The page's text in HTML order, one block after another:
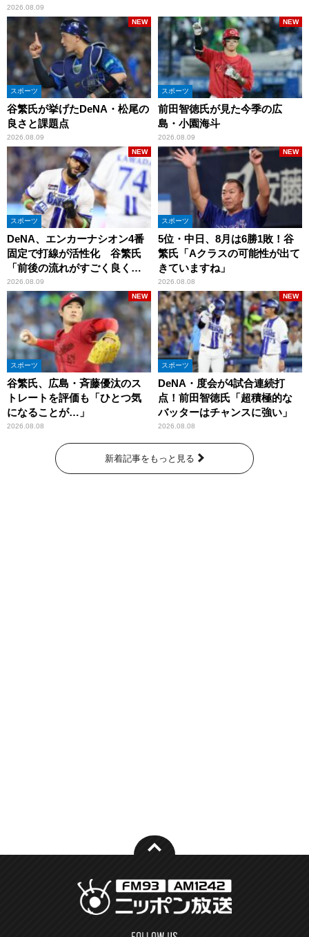
2026.08.09
スポーツ
谷繁氏が挙げたDeNA・松尾の
良さと課題点
2026.08.09
NEW
スポーツ
前田智徳氏が見た今季の広
島・小園海斗
2026.08.09
NEW
スポーツ
DeNA、エンカーナシオン4番
固定で打線が活性化 谷繁氏
「前後の流れがすごく良くな
りましたね」
2026.08.09
NEW
スポーツ
5位・中日、8月は6勝1敗！谷
繁氏「Aクラスの可能性が出て
きていますね」
2026.08.08
NEW
スポーツ
谷繁氏、広島・斉藤優汰のス
トレートを評価も「ひとつ気
になることが…」
2026.08.08
NEW
スポーツ
DeNA・度会が4試合連続打
点！前田智徳氏「超積極的な
バッターはチャンスに強い」
2026.08.08
NEW
新着記事をもっと見る